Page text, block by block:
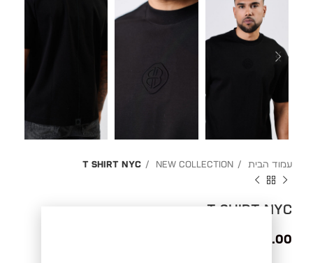
עמוד הבית New Collection
T SHIRT NYC
T SHIRT NYC
229.00